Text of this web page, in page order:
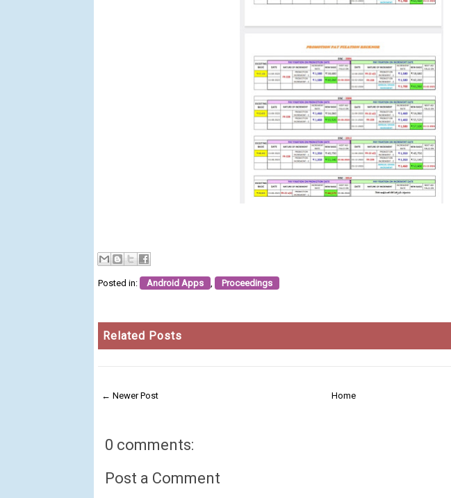
Posted in: Android Apps , Proceedings
Related Posts
← Newer Post Home
0 comments:
Post a Comment